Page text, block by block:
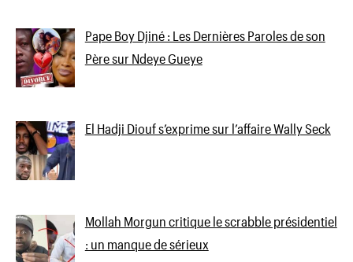
Pape Boy Djiné : Les Dernières Paroles de son
Père sur Ndeye Gueye
El Hadji Diouf s’exprime sur l’affaire Wally Seck
Mollah Morgun critique le scrabble présidentiel
: un manque de sérieux